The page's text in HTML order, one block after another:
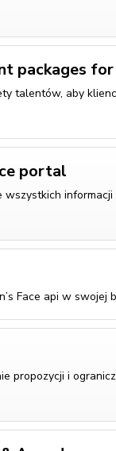
packages
talentów, aby
portal
Face api w swojej
propozycji i